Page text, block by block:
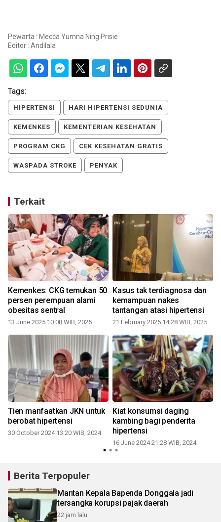
Pewarta : Mecca Yumna Ning Prisie
Editor : Andilala
Tags:
HIPERTENSI HARI HIPERTENSI SEDUNIA
KEMENKES KEMENTERIAN KESEHATAN
PROGRAM CKG CEK KESEHATAN GRATIS
WASPADA STROKE PENYAK
Terkait
Kemenkes: CKG temukan 50
persen perempuan alami
obesitas sentral
13 June 2025 10:08 WIB, 2025
Kasus tak terdiagnosa dan
kemampuan nakes
tantangan atasi hipertensi
21 February 2025 14:28 WIB, 2025
Tien manfaatkan JKN untuk
berobat hipertensi
30 October 2024 13:20 WIB, 2024
Kiat konsumsi daging
kambing bagi penderita
hipertensi
16 June 2024 21:28 WIB, 2024
Berita Terpopuler
Mantan Kepala Bapenda Donggala jadi
tersangka korupsi pajak daerah
22 jam lalu